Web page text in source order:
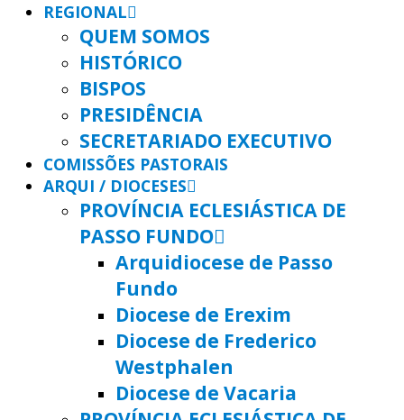
REGIONAL
QUEM SOMOS
HISTÓRICO
BISPOS
PRESIDÊNCIA
SECRETARIADO EXECUTIVO
COMISSÕES PASTORAIS
ARQUI / DIOCESES
PROVÍNCIA ECLESIÁSTICA DE
PASSO FUNDO
Arquidiocese de Passo
Fundo
Diocese de Erexim
Diocese de Frederico
Westphalen
Diocese de Vacaria